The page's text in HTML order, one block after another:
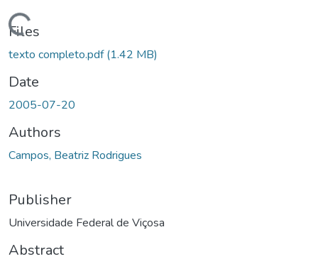
Files
texto completo.pdf(1.42 MB)
Date
2005-07-20
Authors
Campos, Beatriz Rodrigues
Publisher
Universidade Federal de Viçosa
Abstract